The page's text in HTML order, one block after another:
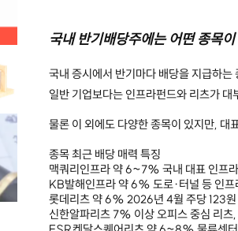
국내 반기배당주에는 어떤 종목
국내 증시에서 반기마다 배당을 지급하는
일반 기업보다는 인프라펀드와 리츠가 대
물론 이 외에도 다양한 종목이 있지만, 대
종목최근 배당 매력 특징
맥쿼리인프라 약 6~7% 국내 대표 인프
KB발해인프라 약 6% 도로·터널 등 인
롯데리츠 약 6% 2026년 4월 주당 123원
신한알파리츠 7% 이상오피스 중심 리츠